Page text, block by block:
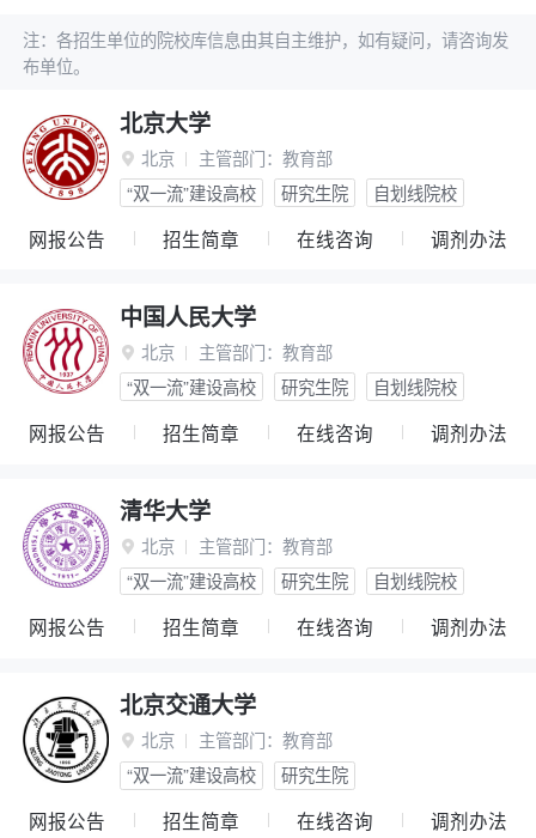
注：各招生单位的院校库信息由其自主维护，如有疑问，请咨询发
布单位。
北京大学
 北京 主管部门： 教育部
“双一流”建设高校
研究生院 自划线院校
网报公告 招生简章 在线咨询 调剂办法
中国人民大学
 北京 主管部门： 教育部
“双一流”建设高校
研究生院 自划线院校
网报公告 招生简章 在线咨询 调剂办法
清华大学
 北京 主管部门： 教育部
“双一流”建设高校
研究生院 自划线院校
网报公告 招生简章 在线咨询 调剂办法
北京交通大学
 北京 主管部门： 教育部
“双一流”建设高校
研究生院
网报公告 招生简章 在线咨询 调剂办法